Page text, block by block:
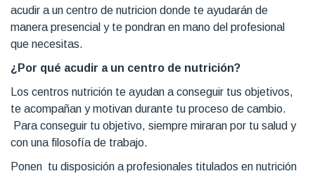
acudir a un centro de nutricion donde te ayudarán de
manera presencial y te pondran en mano del profesional
que necesitas.
¿Por qué acudir a un centro de nutrición?
Los centros nutrición te ayudan a conseguir tus objetivos,
te acompañan y motivan durante tu proceso de cambio.
Para conseguir tu objetivo, siempre miraran por tu salud y
con una filosofía de trabajo.
Ponen tu disposición a profesionales titulados en nutrición